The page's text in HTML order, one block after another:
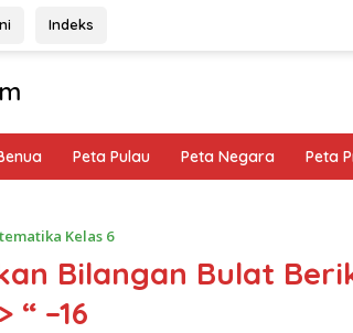
Indeks
Peta Pulau Peta Negara Peta
Kelas 6
Bilangan Bulat
“ –16